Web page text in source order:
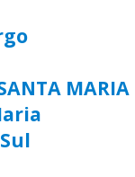
MARIA